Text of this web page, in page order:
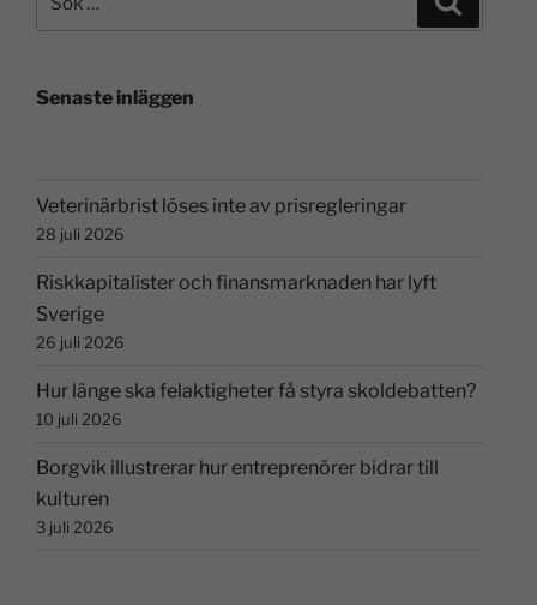
Senaste inläggen
Veterinärbrist löses inte av prisregleringar
28 juli 2026
Riskkapitalister och finansmarknaden har lyft
Sverige
26 juli 2026
Hur länge ska felaktigheter få styra skoldebatten?
10 juli 2026
Borgvik illustrerar hur entreprenörer bidrar till
kulturen
3 juli 2026